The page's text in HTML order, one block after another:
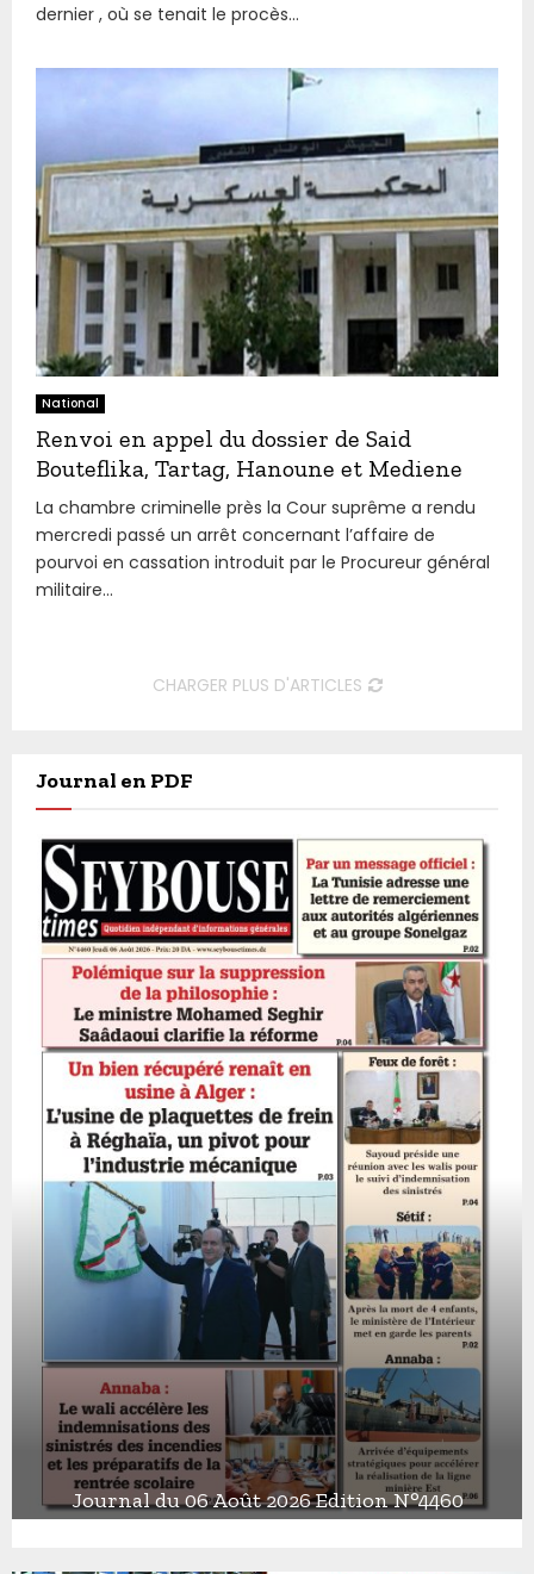
dernier , où se tenait le procès...
National
Renvoi en appel du dossier de Said
Bouteflika, Tartag, Hanoune et Mediene
La chambre criminelle près la Cour suprême a rendu
mercredi passé un arrêt concernant l’affaire de
pourvoi en cassation introduit par le Procureur général
militaire...
CHARGER PLUS D'ARTICLES
Journal en PDF
Journal du 06 Août 2026 Edition N°4460